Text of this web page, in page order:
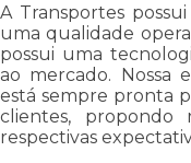
A Transportes
uma qualidade
possui uma
ao mercado. Nossa
está sempre pronta
clientes, propondo
respectivas